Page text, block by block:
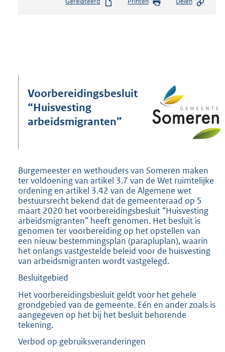
s
o
o
9
K
b
Voorbereidingsbesluit
“Huisvesting
arbeidsmigranten”
Burgemeester en wethouders van Someren maken
ter voldoening van artikel 3.7 van de Wet ruimtelijke
ordening en artikel 3.42 van de Algemene wet
bestuursrecht bekend dat de gemeenteraad op 5
maart 2020 het voorbereidingsbesluit “Huisvesting
arbeidsmigranten” heeft genomen. Het besluit is
genomen ter voorbereiding op het opstellen van
een nieuw bestemmingsplan (parapluplan), waarin
het onlangs vastgestelde beleid voor de huisvesting
van arbeidsmigranten wordt vastgelegd.
Besluitgebied
Het voorbereidingsbesluit geldt voor het gehele
grondgebied van de gemeente. Eén en ander zoals is
aangegeven op het bij het besluit behorende
tekening.
Verbod op gebruiksveranderingen